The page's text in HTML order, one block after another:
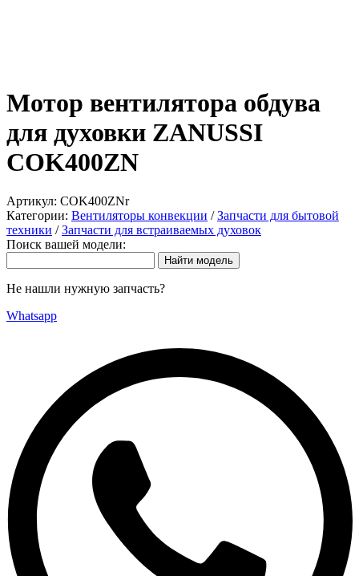
Мотор вентилятора обдува
для духовки ZANUSSI
COK400ZN
Артикул: COK400ZNr
Категории: Вентиляторы конвекции /Запчасти для бытовой
техники /Запчасти для встраиваемых духовок
Поиск вашей модели:
Не нашли нужную запчасть?
Whatsapp